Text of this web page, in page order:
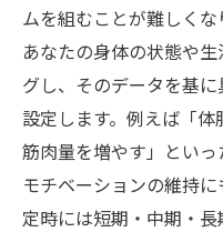
ムを組むことが難しくな
あなたの身体の状態や
グし、そのデータを基
設定します。例えば「
筋肉量を増やす」といっ
モチベーションの維持
定時には短期・中期・